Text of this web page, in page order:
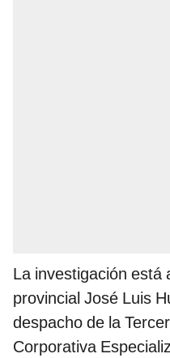
La investigación está
provincial José Luis
despacho de la
Corporativa